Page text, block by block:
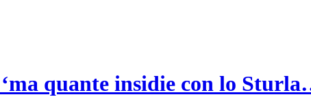
quante insidie con lo